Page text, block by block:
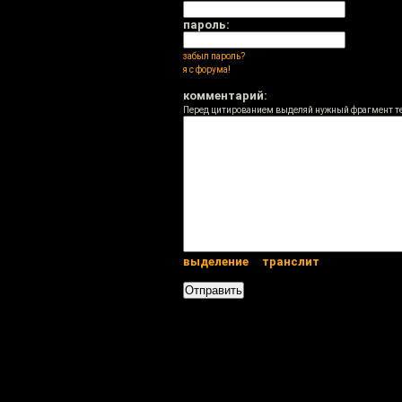
пароль:
забыл пароль?
я с форума!
комментарий:
Перед цитированием выделяй нужный фрагмент
выделение транслит